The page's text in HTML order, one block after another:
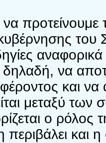
προτείνουμε
να
και να
μεταξύ
ο ρόλος
και